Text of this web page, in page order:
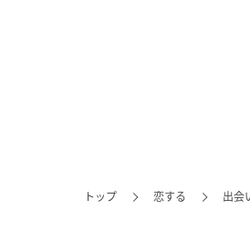
トップ 恋する 出会